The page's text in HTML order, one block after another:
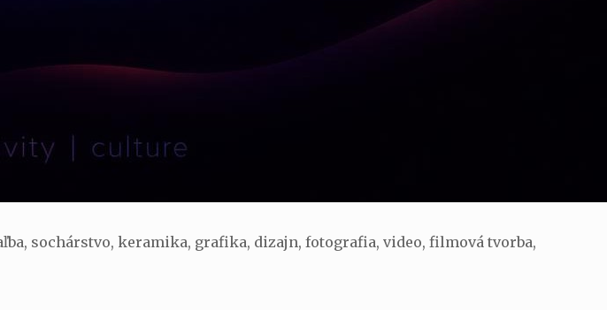
sochárstvo, keramika, grafika, dizajn, fotografia, video, filmová tvorba,